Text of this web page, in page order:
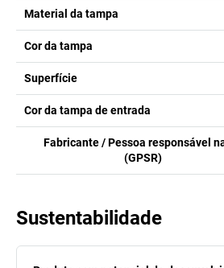
Material da tampa
Cor da tampa
Superfície
Cor da tampa de entrada
Fabricante / Pessoa responsável
(GPSR)
Sustentabilidade